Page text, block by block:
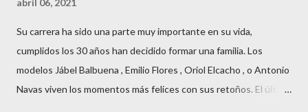
abril 06, 2021
Su carrera ha sido una parte muy importante en su vida,
cumplidos los 30 años han decidido formar una familia. Los
modelos Jábel Balbuena , Emilio Flores , Oriol Elcacho , o Antonio
Navas viven los momentos más felices con sus retoños. El último